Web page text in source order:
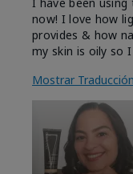
now! I love how
provides & how
my skin is oily so
Mostrar Traducción